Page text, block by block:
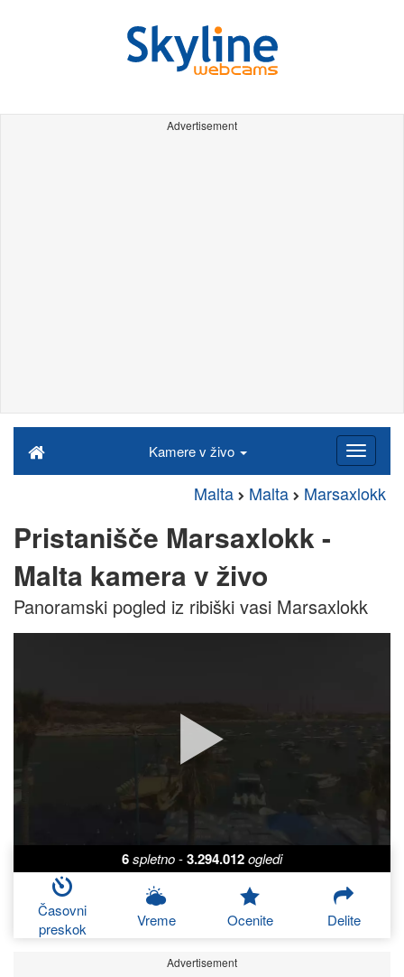
Advertisement
Kamere v živo
Malta Malta Marsaxlokk
Pristanišče Marsaxlokk -
Malta kamera v živo
Panoramski pogled iz ribiški vasi Marsaxlokk
6spletno-3.294.012ogledi
Časovni
preskok
Vreme Ocenite Delite
Advertisement